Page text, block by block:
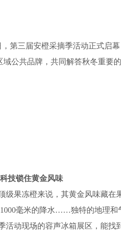
第三届安橙采摘季活动正式启
域公共品牌，共同解答秋冬重要
技锁住黄金风味
级果冻橙来说，其黄金风味藏在
毫米的降水……独特的地理和
活动现场的容声冰箱展区，能找